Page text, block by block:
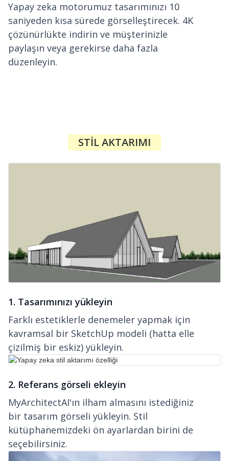
Yapay zeka motorumuz tasarımınızı 10
saniyeden kısa sürede görselleştirecek. 4K
çözünürlükte indirin ve müşterinizle
paylaşın veya gerekirse daha fazla
düzenleyin.
STIL AKTARIMI
1. Tasarımınızı yükleyin
Farklı estetiklerle denemeler yapmak için
kavramsal bir SketchUp modeli (hatta elle
çizilmiş bir eskiz) yükleyin.
2. Referans görseli ekleyin
MyArchitectAI'ın ilham almasını istediğiniz
bir tasarım görseli yükleyin. Stil
kütüphanemizdeki ön ayarlardan birini de
seçebilirsiniz.